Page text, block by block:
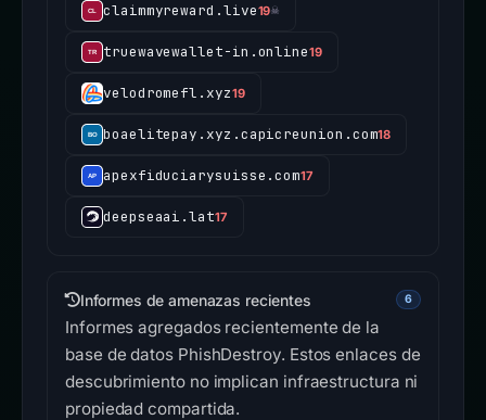
claimmyreward.live19☠
truewavewallet-in.online19
velodromefl.xyz19
boaelitepay.xyz.capicreunion.com18
apexfiduciarysuisse.com17
deepseaai.lat17
Informes de amenazas recientes 6
Informes agregados recientemente de la
base de datos PhishDestroy. Estos enlaces de
descubrimiento no implican infraestructura ni
propiedad compartida.